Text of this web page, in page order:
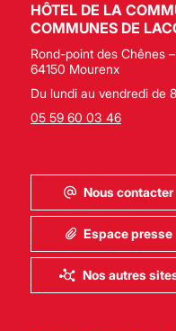
HÔTEL DE LA
COMMUNES DE
Rond-point des Chênes
64150 Mourenx
Du lundi au vendredi de
05 59 60 03 46
Nous contacter
Espace presse
Nos autres